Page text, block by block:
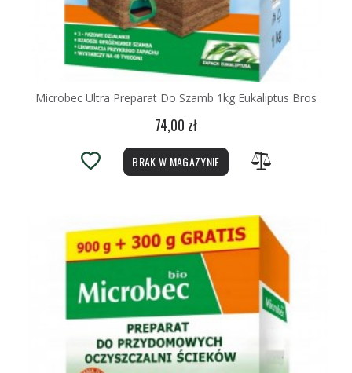
Microbec Ultra Preparat Do Szamb 1kg Eukaliptus Bros
74,00 zł
BRAK W MAGAZYNIE